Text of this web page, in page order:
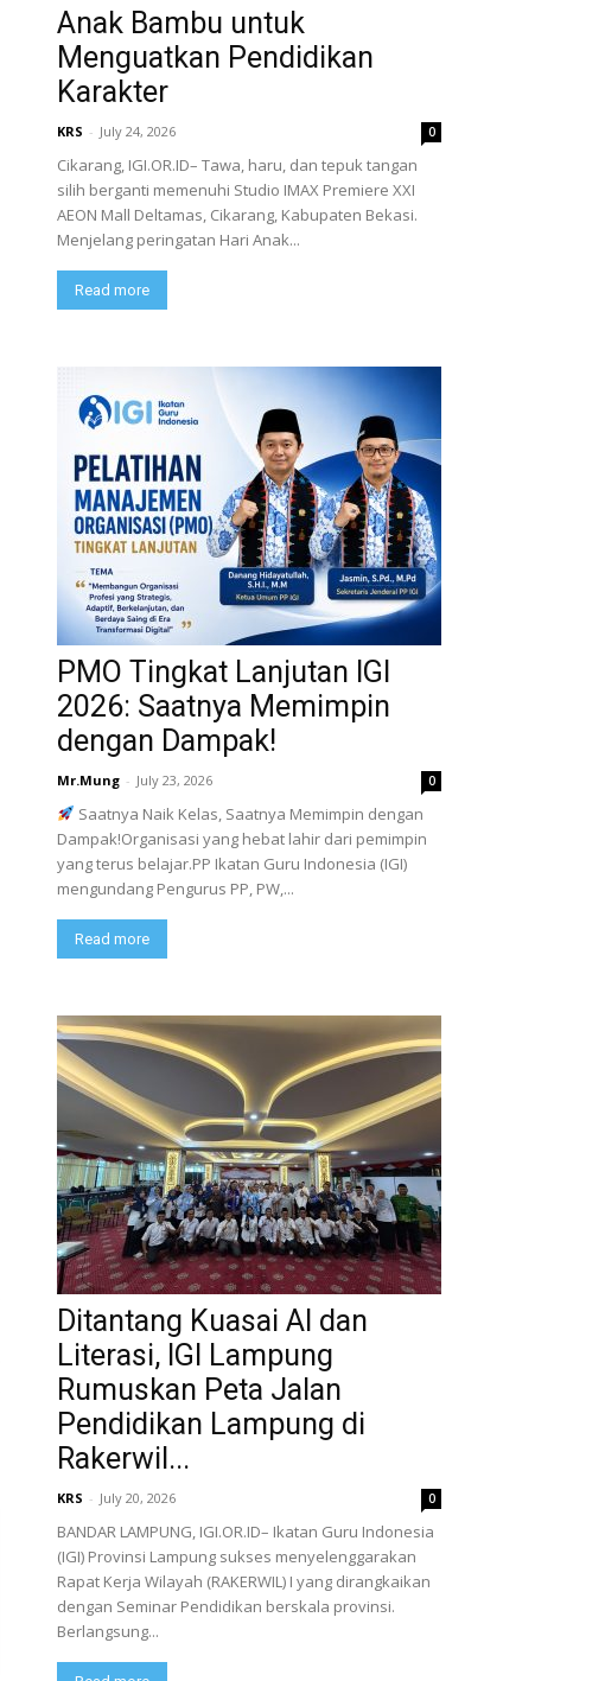
Anak Bambu untuk
Menguatkan Pendidikan
Karakter
KRS - July 24, 2026 0
Cikarang, IGI.OR.ID– Tawa, haru, dan tepuk tangan
silih berganti memenuhi Studio IMAX Premiere XXI
AEON Mall Deltamas, Cikarang, Kabupaten Bekasi.
Menjelang peringatan Hari Anak...
Read more
PMO Tingkat Lanjutan IGI
2026: Saatnya Memimpin
dengan Dampak!
Mr.Mung - July 23, 2026 0
Saatnya Naik Kelas, Saatnya Memimpin dengan
Dampak!Organisasi yang hebat lahir dari pemimpin
yang terus belajar.PP Ikatan Guru Indonesia (IGI)
mengundang Pengurus PP, PW,...
Read more
Ditantang Kuasai AI dan
Literasi, IGI Lampung
Rumuskan Peta Jalan
Pendidikan Lampung di
Rakerwil...
KRS - July 20, 2026 0
BANDAR LAMPUNG, IGI.OR.ID– Ikatan Guru Indonesia
(IGI) Provinsi Lampung sukses menyelenggarakan
Rapat Kerja Wilayah (RAKERWIL) I yang dirangkaikan
dengan Seminar Pendidikan berskala provinsi.
Berlangsung...